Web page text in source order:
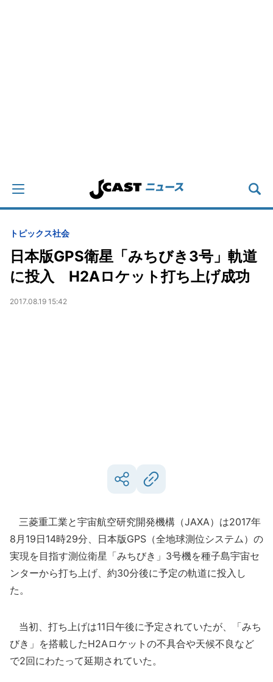
トピックス社会
日本版GPS衛星「みちびき3号」軌道
に投入 H2Aロケット打ち上げ成功
2017.08.19 15:42
三菱重工業と宇宙航空研究開発機構（JAXA）は2017年
8月19日14時29分、日本版GPS（全地球測位システム）の
実現を目指す測位衛星「みちびき」3号機を種子島宇宙セ
ンターから打ち上げ、約30分後に予定の軌道に投入し
た。
当初、打ち上げは11日午後に予定されていたが、「みち
びき」を搭載したH2Aロケットの不具合や天候不良など
で2回にわたって延期されていた。